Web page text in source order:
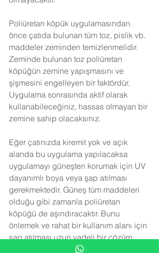
Poliüretan köpük uygulamasından
önce çatıda bulunan tüm toz, pislik vb.
maddeler zeminden temizlenmelidir.
Zeminde bulunan toz poliüretan
köpüğün zemine yapışmasını ve
şişmesini engelleyen bir faktördür.
Uygulama sonrasında aktif olarak
kullanabileceğiniz, hassas olmayan bir
zemine sahip olacaksınız.
Eğer çatınızda kiremit yok ve açık
alanda bu uygulama yapılacaksa
uygulamayı güneşten korumak için UV
dayanımlı boya veya şap atılması
gerekmektedir. Güneş tüm maddeleri
olduğu gibi zamanla poliüretan
köpüğü de aşındıracaktır. Bunu
önlemek ve rahat bir kullanım alanı için
şap atılması uzun vadeli bir çözüm